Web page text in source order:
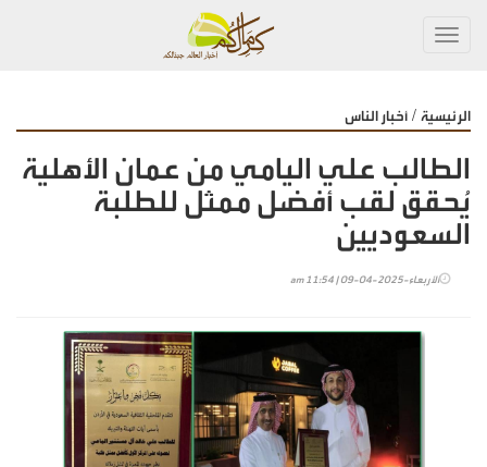
الرئيسية / أخبار الناس
الطالب علي اليامي من عمان الأهلية
يُحقق لقب أفضل ممثل للطلبة
السعوديين
الأربعاء-2025-04-09 | 11:54 am